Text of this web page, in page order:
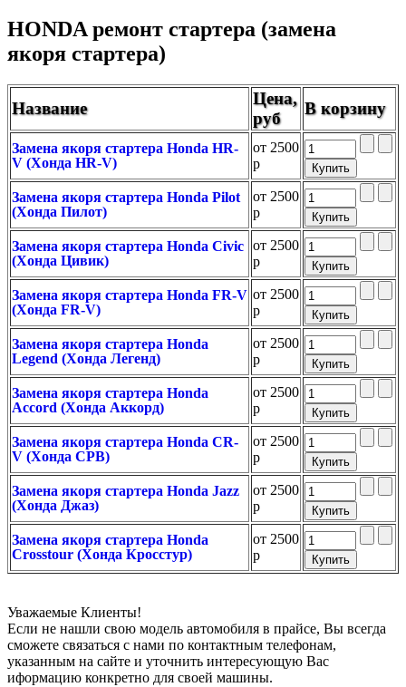
HONDA ремонт стартера (замена
якоря стартера)
Название
Цена,
руб
В корзину
Замена якоря стартера Honda HR-
V (Хонда HR-V)
от 2500
р
Замена якоря стартера Honda Pilot
(Хонда Пилот)
от 2500
р
Замена якоря стартера Honda Civic
(Хонда Цивик)
от 2500
р
Замена якоря стартера Honda FR-V
(Хонда FR-V)
от 2500
р
Замена якоря стартера Honda
Legend (Хонда Легенд)
от 2500
р
Замена якоря стартера Honda
Accord (Хонда Аккорд)
от 2500
р
Замена якоря стартера Honda CR-
V (Хонда СРВ)
от 2500
р
Замена якоря стартера Honda Jazz
(Хонда Джаз)
от 2500
р
Замена якоря стартера Honda
Crosstour (Хонда Кросстур)
от 2500
р
Уважаемые Клиенты!
Если не нашли свою модель автомобиля в прайсе, Вы всегда
сможете связаться с нами по контактным телефонам,
указанным на сайте и уточнить интересующую Вас
иформацию конкретно для своей машины.